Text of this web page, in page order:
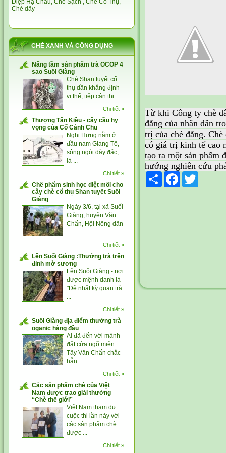
Diệp Hạ Châu, Chè Sạch , Chè Cổ Thụ,
Chè dây
CHÈ XANH VÀ CÔNG DỤNG
Nâng tầm sản phẩm trà OCOP 4
sao Suối Giàng
Chè Shan tuyết cổ
thụ dần khẳng định
vị thế, tiếp cận thị ...
Chi tiết »
Thượng Tân Kiều - cây cầu hy
vọng của Cố Cảnh Chu
Nghi Hưng nằm ở
đầu nam Giang Tô,
sông ngòi dày đặc,
là ...
Chi tiết »
Chế phẩm sinh học diệt mối cho
cây chè cổ thụ Shan tuyết Suối
Giàng
Ngày 3/6, tại xã Suối
Giàng, huyện Văn
Chấn, Hội Nông dân
...
Chi tiết »
Lên Suối Giàng :Thưởng trà trên
đỉnh mờ sương
Lên Suối Giàng - nơi
được mệnh danh là
"Đệ nhất kỳ quan trà
...
Chi tiết »
Suối Giàng địa điểm thưởng trà
oganic hàng đầu
Ai đã đến với mảnh
đất cửa ngõ miền
Tây Văn Chấn chắc
hẳn ...
Chi tiết »
Các sản phẩm chè của Việt
Nam được trao giải thưởng
“Chè thế giới”
Việt Nam tham dự
cuộc thi lần này với
các sản phẩm chè
được ...
Chi tiết »
Từ khi Công ty chè
đắng của nhân dân
trị của chè đắng.
có giá trị kinh tế cao
tạo ra một sản phẩm
hướng nghiên cứu
Share Facebook